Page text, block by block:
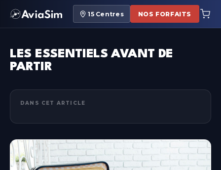
15Centres NOS FORFAITS
LES ESSENTIELS AVANT DE
PARTIR
DANS CET ARTICLE